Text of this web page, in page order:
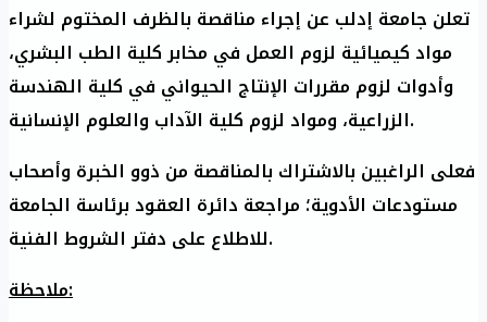
تعلن جامعة إدلب عن إجراء مناقصة بالظرف المختوم لشراء
مواد كيميائية لزوم العمل في مخابر كلية الطب البشري،
وأدوات لزوم مقررات الإنتاج الحيواني في كلية الهندسة
الزراعية، ومواد لزوم كلية الآداب والعلوم الإنسانية.
فعلى الراغبين بالاشتراك بالمناقصة من ذوو الخبرة وأصحاب
مستودعات الأدوية؛ مراجعة دائرة العقود برئاسة الجامعة
للاطلاع على دفتر الشروط الفنية.
ملاحظة: